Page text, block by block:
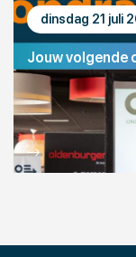
dinsdag 21 juli
Jouw volgende